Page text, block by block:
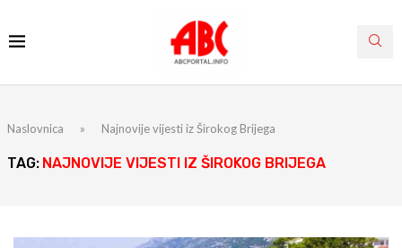
Naslovnica » Najnovije vijesti iz Širokog Brijega
TAG: NAJNOVIJE VIJESTI IZ ŠIROKOG BRIJEGA